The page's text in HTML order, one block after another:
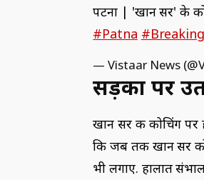
पटना | 'खान सर' के
#Patna
— Vistaar News
सड़कों पर
खान सर की कोचिंग
कि जब तक खान सर को
भी लगाए. हालात